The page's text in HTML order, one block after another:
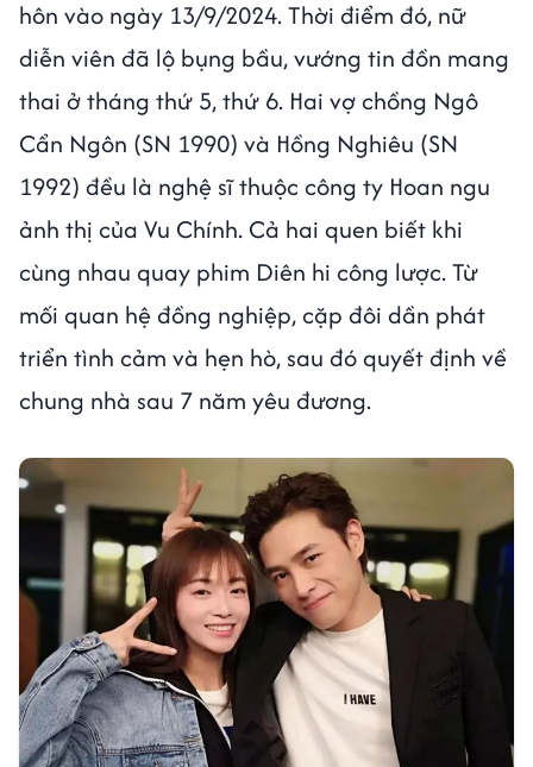
hôn vào ngày 13/9/2024. Thời điểm đó, nữ
diễn viên đã lộ bụng bầu, vướng tin đồn mang
thai ở tháng thứ 5, thứ 6. Hai vợ chồng Ngô
Cẩn Ngôn (SN 1990) và Hồng Nghiêu (SN
1992) đều là nghệ sĩ thuộc công ty Hoan ngu
ảnh thị của Vu Chính. Cả hai quen biết khi
cùng nhau quay phim Diên hi công lược. Từ
mối quan hệ đồng nghiệp, cặp đôi dần phát
triển tình cảm và hẹn hò, sau đó quyết định về
chung nhà sau 7 năm yêu đương.